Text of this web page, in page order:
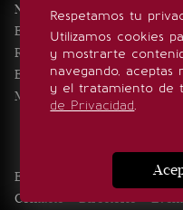
Respetamos tu
Utilizamos cookies
y mostrarte
navegando,
y el tratamiento de
de Privacidad.
Noticias
Eventos
Realeza
Estilo de vida
Minuto x Minuto
Edición Impresa Noticias
Contacto
Directorio